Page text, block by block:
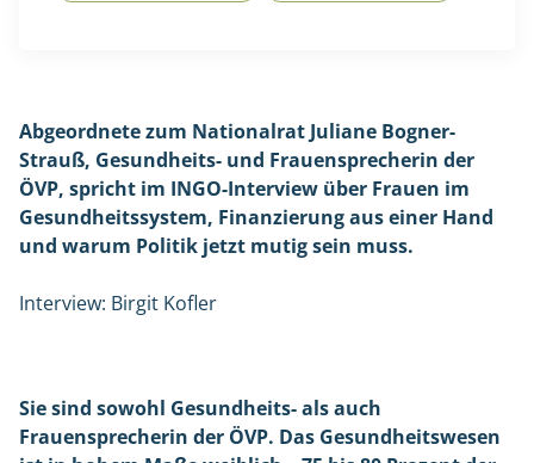
Abgeordnete zum Nationalrat Juliane Bogner-
Strauß, Gesundheits- und Frauensprecherin der
ÖVP, spricht im INGO-Interview über Frauen im
Gesundheitssystem, Finanzierung aus einer Hand
und warum Politik jetzt mutig sein muss.
Interview: Birgit Kofler
Sie sind sowohl Gesundheits- als auch
Frauensprecherin der ÖVP. Das Gesundheitswesen